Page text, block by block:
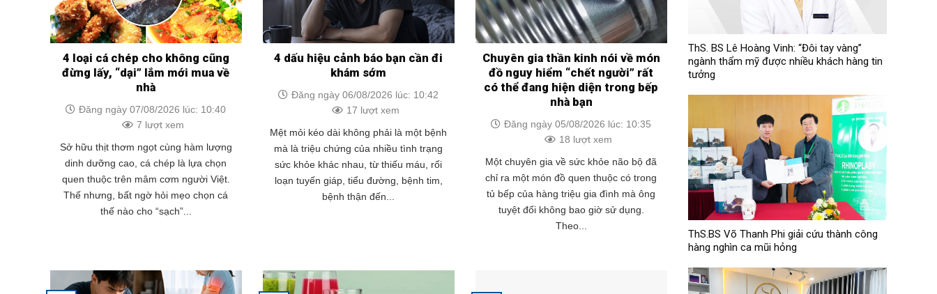
4 loại cá chép cho không cũng
đừng lấy, “dại” lắm mới mua về
nhà
Đăng ngày 07/08/2026 lúc: 10:40
7 lượt xem
Sở hữu thịt thơm ngọt cùng hàm lượng
dinh dưỡng cao, cá chép là lựa chọn
quen thuộc trên mâm cơm người Việt.
Thế nhưng, bất ngờ hỏi mẹo chọn cá
thế nào cho “sạch”...
4 dấu hiệu cảnh báo bạn cần đi
khám sớm
Đăng ngày 06/08/2026 lúc: 10:42
17 lượt xem
Mệt mỏi kéo dài không phải là một bệnh
mà là triệu chứng của nhiều tình trạng
sức khỏe khác nhau, từ thiếu máu, rối
loạn tuyến giáp, tiểu đường, bệnh tim,
bệnh thận đến...
Chuyên gia thần kinh nói về món
đồ nguy hiểm “chết người” rất
có thể đang hiện diện trong bếp
nhà bạn
Đăng ngày 05/08/2026 lúc: 10:35
18 lượt xem
Một chuyên gia về sức khỏe não bộ đã
chỉ ra một món đồ quen thuộc có trong
tủ bếp của hàng triệu gia đình mà ông
tuyệt đối không bao giờ sử dụng.
Theo...
ThS. BS Lê Hoàng Vinh: “Đôi tay vàng”
ngành thẩm mỹ được nhiều khách hàng tin
tưởng
ThS.BS Võ Thanh Phi giải cứu thành công
hàng nghìn ca mũi hỏng